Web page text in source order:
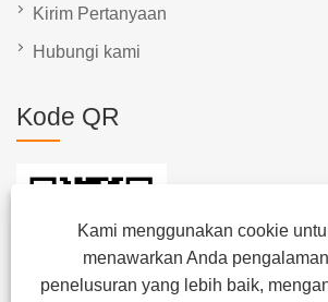
Kami menggunakan cookie
menawarkan Anda pengalaman
penelusuran yang lebih baik,
Kirim Pertanyaan
Hubungi kami
Kode QR